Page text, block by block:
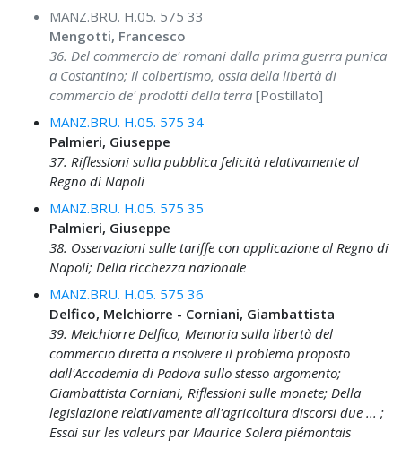
MANZ.BRU. H.05. 575 33
Mengotti, Francesco
36. Del commercio de' romani dalla prima guerra punica
a Costantino; Il colbertismo, ossia della libertà di
commercio de' prodotti della terra [Postillato]
MANZ.BRU. H.05. 575 34
Palmieri, Giuseppe
37. Riflessioni sulla pubblica felicità relativamente al
Regno di Napoli
MANZ.BRU. H.05. 575 35
Palmieri, Giuseppe
38. Osservazioni sulle tariffe con applicazione al Regno di
Napoli; Della ricchezza nazionale
MANZ.BRU. H.05. 575 36
Delfico, Melchiorre - Corniani, Giambattista
39. Melchiorre Delfico, Memoria sulla libertà del
commercio diretta a risolvere il problema proposto
dall'Accademia di Padova sullo stesso argomento;
Giambattista Corniani, Riflessioni sulle monete; Della
legislazione relativamente all'agricoltura discorsi due ... ;
Essai sur les valeurs par Maurice Solera piémontais